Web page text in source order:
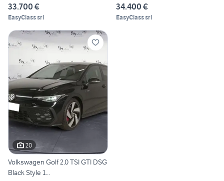
33.700 €
EasyClass srl
34.400 €
EasyClass srl
20
Volkswagen Golf 2.0 TSI GTI DSG
Black Style 1...